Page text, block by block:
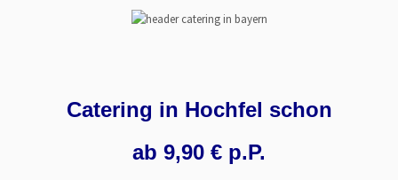
Catering in Hochfel schon
ab 9,90 € p.P.